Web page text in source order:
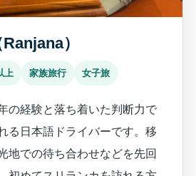
）
上 家族旅行 女子旅
の経験と落ち着いた判断力で
る日本語ドライバーです。移
地での待ち合わせなどを先回